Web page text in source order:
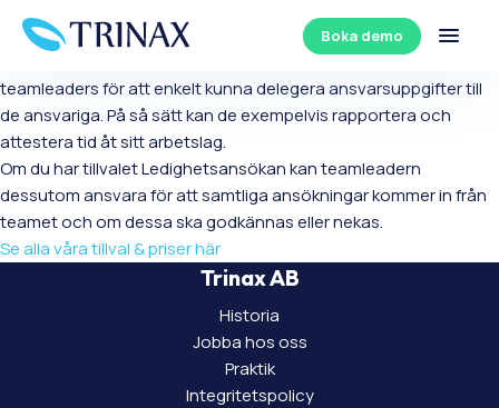
Boka demo
Teams
Dela upp dina anställda i grupper med medlemmar och
teamleaders för att enkelt kunna delegera ansvarsuppgifter till
de ansvariga. På så sätt kan de exempelvis rapportera och
attestera tid åt sitt arbetslag.
Om du har tillvalet Ledighetsansökan kan teamleadern
dessutom ansvara för att samtliga ansökningar kommer in från
teamet och om dessa ska godkännas eller nekas.
Se alla våra tillval & priser här
Trinax AB
Historia
Jobba hos oss
Praktik
Integritetspolicy